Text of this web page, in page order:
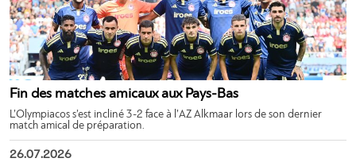
Fin des matches amicaux aux Pays-Bas
L’Olympiacos s’est incliné 3-2 face à l’AZ Alkmaar lors de son dernier
match amical de préparation.
26.07.2026